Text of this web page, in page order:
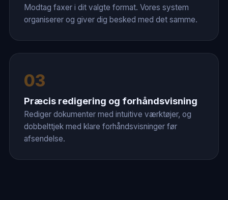
Modtag faxer i dit valgte format. Vores system
organiserer og giver dig besked med det samme.
03
Præcis redigering og forhåndsvisning
Rediger dokumenter med intuitive værktøjer, og
dobbelttjek med klare forhåndsvisninger før
afsendelse.